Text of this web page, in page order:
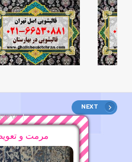
قالیشویی محدوده
قالیشویی محدوده توانیر
16-11-1396
قالیشویی
NEXT
مرمت و